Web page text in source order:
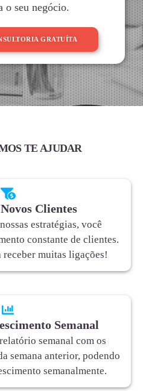
o seu negócio.
GRATUÍTA
TE AJUDAR
Clientes
estratégias, você
constante de clientes.
receber muitas ligações!
Semanal
semanal com os
semana anterior, podendo
semanalmente.